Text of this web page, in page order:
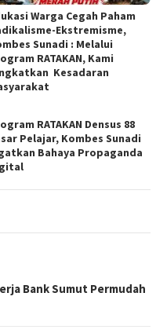
Warga Cegah Paham
Ekstremisme,
Sunadi : Melalui
RATAKAN, Kami
Kesadaran
RATAKAN Densus 88
Pelajar, Kombes Sunadi
Bahaya Propaganda
Bank Sumut Permudah